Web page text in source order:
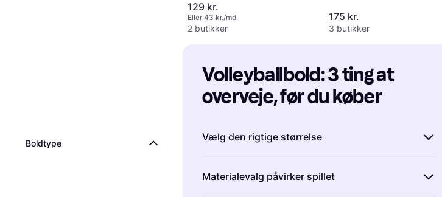
Boldtype
129 kr.
Eller 43 kr./md.
2 butikker
175 kr.
3 butikker
Volleyballbold: 3 ting at
overveje, før du køber
Vælg den rigtige størrelse
vælge den rigtige størrelse. Volleyballbolde
Materialevalg påvirker spillet